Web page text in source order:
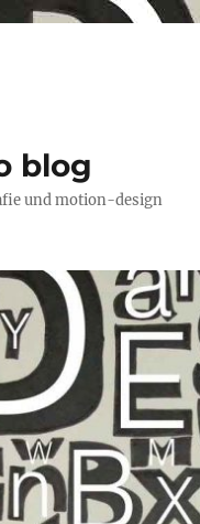
blog
und motion-design